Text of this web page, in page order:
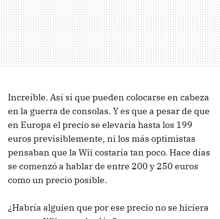
Increíble. Así sí que pueden colocarse en cabeza
en la guerra de consolas. Y es que a pesar de que
en Europa el precio se elevaría hasta los 199
euros previsiblemente, ni los más optimistas
pensaban que la Wii costaría tan poco. Hace días
se comenzó a hablar de entre 200 y 250 euros
como un precio posible.
¿Habría alguien que por ese precio no se hiciera